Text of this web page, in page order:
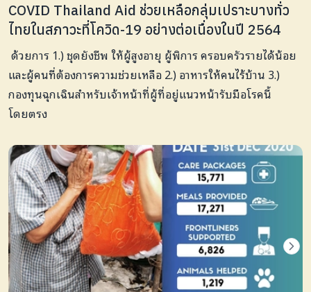
COVID Thailand Aid ช่วยเหลือกลุ่มเปราะบางทั่ว
ไทยในสภาวะที่โควิด-19 อย่างต่อเนื่องในปี 2564
ด้วยการ 1.) ชุดยังชีพ ให้ผู้สูงอายุ ผู้พิการ ครอบครัวรายได้น้อย
และผู้คนที่ต้องการความช่วยเหลือ 2.) อาหารให้คนไร้บ้าน 3.)
กองทุนฉุกเฉินสำหรับเจ้าหน้าที่ผู้ที่อยู่แนวหน้ารับมือโรคนี้
โดยตรง